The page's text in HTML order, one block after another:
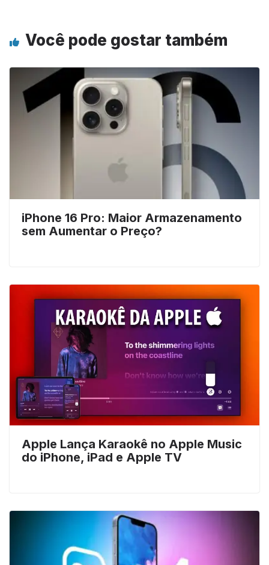
Você pode gostar também
iPhone 16 Pro: Maior Armazenamento
sem Aumentar o Preço?
Apple Lança Karaokê no Apple Music
do iPhone, iPad e Apple TV